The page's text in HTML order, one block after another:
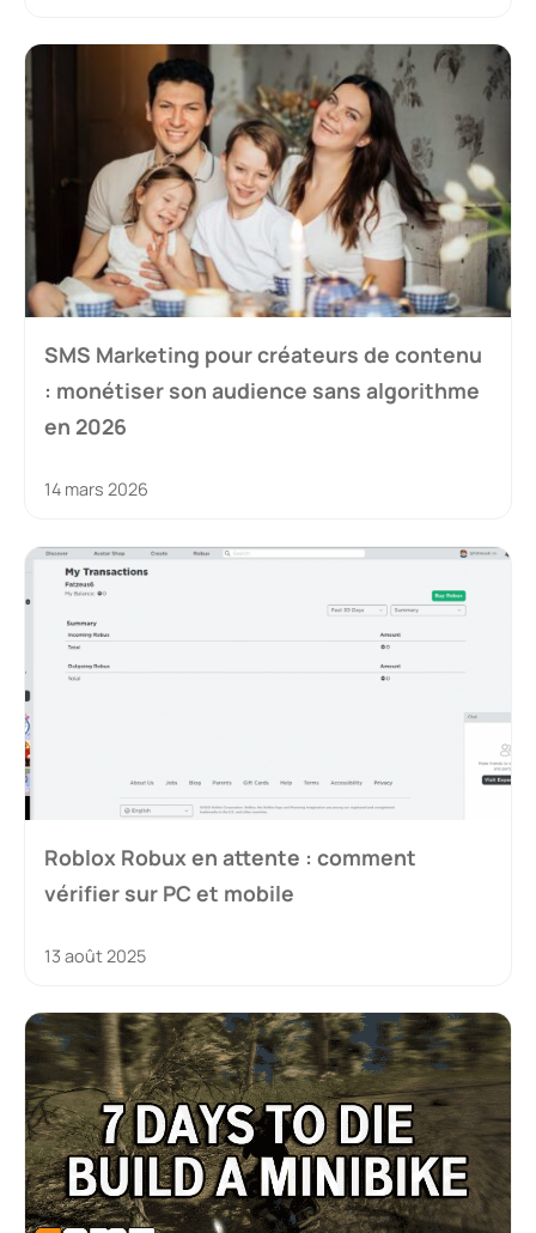
SMS Marketing pour créateurs de contenu
: monétiser son audience sans algorithme
en 2026
14 mars 2026
Roblox Robux en attente : comment
vérifier sur PC et mobile
13 août 2025